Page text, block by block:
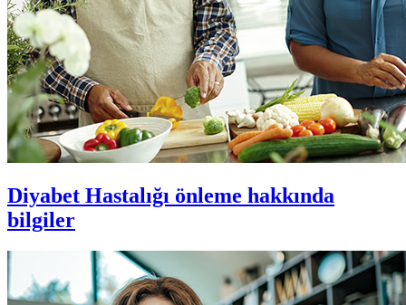
Diyabet Hastalığı önleme hakkında
bilgiler